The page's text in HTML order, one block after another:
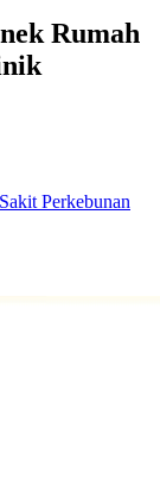
Rumah
Perkebunan